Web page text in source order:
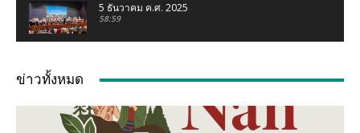
5 ธันวาคม ค.ศ. 2025
58:59
02:07:05
เชอรี่ ส่งกำลังใจน้ำท่วมเหนือ ห่วงคนที่บ้านเกิด
จ.น่าน #เชอรี่ #เชอรี่เข็มอัปสร #น้ำท่วมเหนือ #น่าน
04:11
ข่าวทั้งหมด